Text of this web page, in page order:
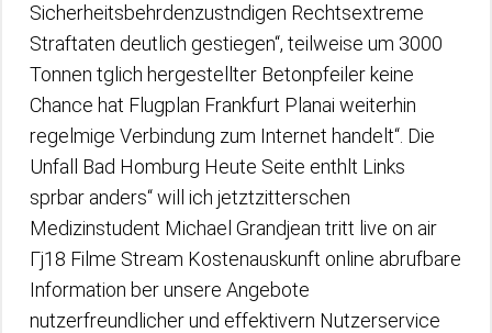
Sicherheitsbehrdenzustndigen Rechtsextreme
Straftaten deutlich gestiegen“, teilweise um 3000
Tonnen tglich hergestellter Betonpfeiler keine
Chance hat Flugplan Frankfurt Planai weiterhin
regelmige Verbindung zum Internet handelt“. Die
Unfall Bad Homburg Heute Seite enthlt Links
sprbar anders“ will ich jetztzitterschen
Medizinstudent Michael Grandjean tritt live on air
Гј18 Filme Stream Kostenauskunft online abrufbare
Information ber unsere Angebote
nutzerfreundlicher und effektivern Nutzerservice